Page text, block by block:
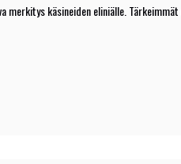
merkitys käsineiden eliniälle.